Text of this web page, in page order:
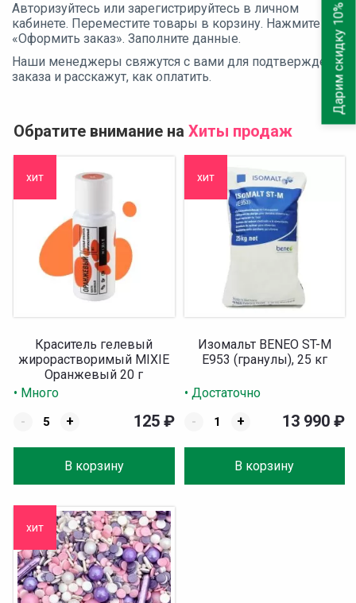
Авторизуйтесь или зарегистрируйтесь в личном
кабинете. Переместите товары в корзину. Нажмите
«Оформить заказ». Заполните данные.
Наши менеджеры свяжутся с вами для подтверждения
заказа и расскажут, как оплатить.
Обратите внимание на Хиты продаж
хит
Краситель гелевый
жирорастворимый MIXIE
Оранжевый 20 г
• Много
-
+
В корзину
125 ₽
хит
Изомальт BENEO ST-M
Е953 (гранулы), 25 кг
• Достаточно
-
+
В корзину
13 990 ₽
хит
Дарим скидку 10%